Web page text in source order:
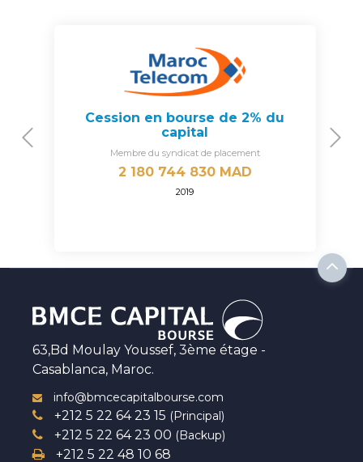
Cession en bourse de 2% du
capital
Membre du syndicat de placement
2 180 744 830 MAD
2019
Previous
63,Bd Moulay Youssef, 3ème étage -
Casablanca, Maroc.
info@bmcecapitalbourse.com
+212 5 22 64 23 15 (Principal)
+212 5 22 64 23 00 (Backup)
+212 5 22 48 10 68